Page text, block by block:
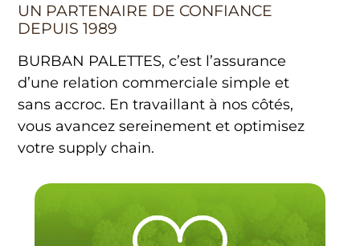
UN PARTENAIRE DE CONFIANCE
DEPUIS 1989
BURBAN PALETTES, c’est l’assurance
d’une relation commerciale simple et
sans accroc. En travaillant à nos côtés,
vous avancez sereinement et optimisez
votre supply chain.